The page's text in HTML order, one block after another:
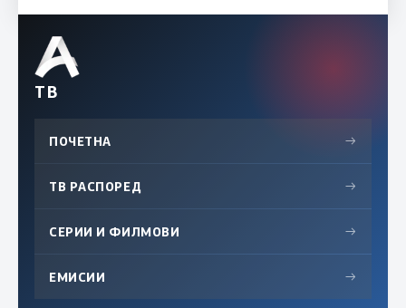
ТВ
ПОЧЕТНА →
ТВ РАСПОРЕД →
СЕРИИ И ФИЛМОВИ →
ЕМИСИИ →